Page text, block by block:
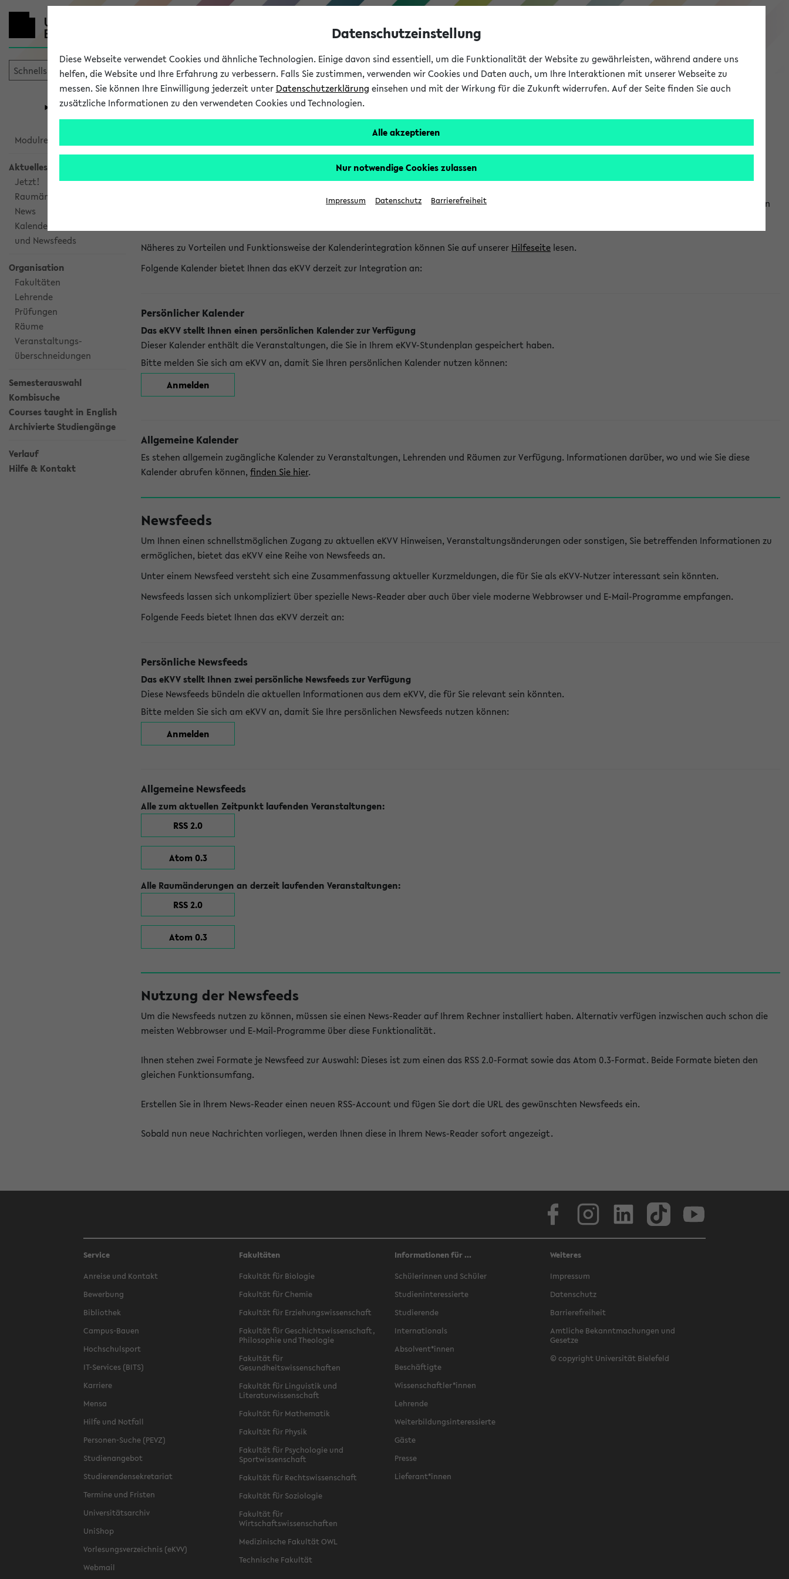
eKVV
Universität Forschung Studium
eKVV
Modulrecherche
Aktuelles
Jetzt!
Raumänderungen
News
Kalenderintegration
und Newsfeeds
Organisation
Fakultäten
Lehrende
Prüfungen
Räume
Veranstaltungs-
überschneidungen
Semesterauswahl
Kombisuche
Courses taught in English
Archivierte Studiengänge
Verlauf
Hilfe & Kontakt
Kalenderintegration und Newsfeeds
Kalenderintegration
Das eKVV bietet Ihnen die Möglichkeit, Veranstaltungstermine in eine Vielzahl von Kalenderanwendungen einzubinden. Auf diese Weise können Sie einen
Näheres zu Vorteilen und Funktionsweise der Kalenderintegration können Sie auf unserer Hilfeseite lesen.
Folgende Kalender bietet Ihnen das eKVV derzeit zur Integration an:
Persönlicher Kalender
Das eKVV stellt Ihnen einen persönlichen Kalender zur Verfügung
Dieser Kalender enthält die Veranstaltungen, die Sie in Ihrem eKVV-Stundenplan gespeichert haben.
Bitte melden Sie sich am eKVV an, damit Sie Ihren persönlichen Kalender nutzen können:
Anmelden
Allgemeine Kalender
Es stehen allgemein zugängliche Kalender zu Veranstaltungen, Lehrenden und Räumen zur Verfügung. Informationen darüber, wo und wie Sie diese
Kalender abrufen können, finden Sie hier.
Newsfeeds
Um Ihnen einen schnellstmöglichen Zugang zu aktuellen eKVV Hinweisen, Veranstaltungsänderungen oder sonstigen, Sie betreffenden Informationen zu
ermöglichen, bietet das eKVV eine Reihe von Newsfeeds an.
Unter einem Newsfeed versteht sich eine Zusammenfassung aktueller Kurzmeldungen, die für Sie als eKVV-Nutzer interessant sein könnten.
Newsfeeds lassen sich unkompliziert über spezielle News-Reader aber auch über viele moderne Webbrowser und E-Mail-Programme empfangen.
Folgende Feeds bietet Ihnen das eKVV derzeit an:
Persönliche Newsfeeds
Das eKVV stellt Ihnen zwei persönliche Newsfeeds zur Verfügung
Diese Newsfeeds bündeln die aktuellen Informationen aus dem eKVV, die für Sie relevant sein könnten.
Bitte melden Sie sich am eKVV an, damit Sie Ihre persönlichen Newsfeeds nutzen können:
Anmelden
Allgemeine Newsfeeds
Alle zum aktuellen Zeitpunkt laufenden Veranstaltungen:
RSS 2.0
Atom 0.3
Alle Raumänderungen an derzeit laufenden Veranstaltungen:
RSS 2.0
Atom 0.3
Nutzung der Newsfeeds
Um die Newsfeeds nutzen zu können, müssen sie einen News-Reader auf Ihrem Rechner installiert haben. Alternativ verfügen inzwischen auch schon die
meisten Webbrowser und E-Mail-Programme über diese Funktionalität.
Ihnen stehen zwei Formate je Newsfeed zur Auswahl: Dieses ist zum einen das RSS 2.0-Format sowie das Atom 0.3-Format. Beide Formate bieten den
gleichen Funktionsumfang.
Erstellen Sie in Ihrem News-Reader einen neuen RSS-Account und fügen Sie dort die URL des gewünschten Newsfeeds ein.
Sobald nun neue Nachrichten vorliegen, werden Ihnen diese in Ihrem News-Reader sofort angezeigt.
Service
Anreise und Kontakt
Bewerbung
Bibliothek
Campus-Bauen
Hochschulsport
IT-Services (BITS)
Karriere
Mensa
Hilfe und Notfall
Personen-Suche (PEVZ)
Studienangebot
Studierendensekretariat
Termine und Fristen
Universitätsarchiv
UniShop
Vorlesungsverzeichnis (eKVV)
Webmail
Fakultäten
Fakultät für Biologie
Fakultät für Chemie
Fakultät für Erziehungswissenschaft
Fakultät für Geschichtswissenschaft,
Philosophie und Theologie
Fakultät für
Gesundheitswissenschaften
Fakultät für Linguistik und
Literaturwissenschaft
Fakultät für Mathematik
Fakultät für Physik
Fakultät für Psychologie und
Sportwissenschaft
Fakultät für Rechtswissenschaft
Fakultät für Soziologie
Fakultät für
Wirtschaftswissenschaften
Medizinische Fakultät OWL
Technische Fakultät
Informationen für ...
Schülerinnen und Schüler
Studieninteressierte
Studierende
Internationals
Absolvent*innen
Beschäftigte
Wissenschaftler*innen
Lehrende
Weiterbildungsinteressierte
Gäste
Presse
Lieferant*innen
Weiteres
Impressum
Datenschutz
Barrierefreiheit
Amtliche Bekanntmachungen und
Gesetze
© copyright Universität Bielefeld
Datenschutzeinstellung
Diese Webseite verwendet Cookies und ähnliche Technologien. Einige davon sind essentiell, um die Funktionalität der Website zu gewährleisten, während andere uns
helfen, die Website und Ihre Erfahrung zu verbessern. Falls Sie zustimmen, verwenden wir Cookies und Daten auch, um Ihre Interaktionen mit unserer Webseite zu
messen. Sie können Ihre Einwilligung jederzeit unter Datenschutzerklärung einsehen und mit der Wirkung für die Zukunft widerrufen. Auf der Seite finden Sie auch
zusätzliche Informationen zu den verwendeten Cookies und Technologien.
Alle akzeptieren
Nur notwendige Cookies zulassen
Impressum Datenschutz Barrierefreiheit